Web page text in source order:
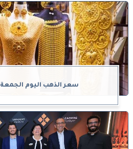
سعر الذهب اليوم الجمعة 23 فبراير 2024